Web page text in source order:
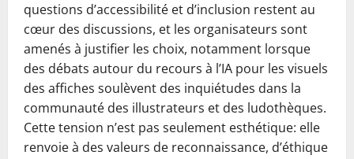
questions d’accessibilité et d’inclusion restent au
cœur des discussions, et les organisateurs sont
amenés à justifier les choix, notamment lorsque
des débats autour du recours à l’IA pour les visuels
des affiches soulèvent des inquiétudes dans la
communauté des illustrateurs et des ludothèques.
Cette tension n’est pas seulement esthétique: elle
renvoie à des valeurs de reconnaissance, d’éthique